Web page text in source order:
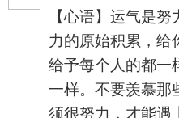
【心语】运气是
力的原始积累，给
给予每个人的都一
一样。不要羡慕那
须很努力，才能遇